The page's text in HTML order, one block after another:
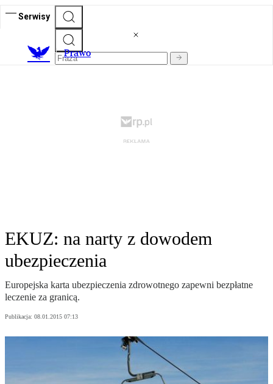
Serwisy
Prawo
EKUZ: na narty z dowodem
ubezpieczenia
Europejska karta ubezpieczenia zdrowotnego zapewni bezpłatne
leczenie za granicą.
Publikacja: 08.01.2015 07:13